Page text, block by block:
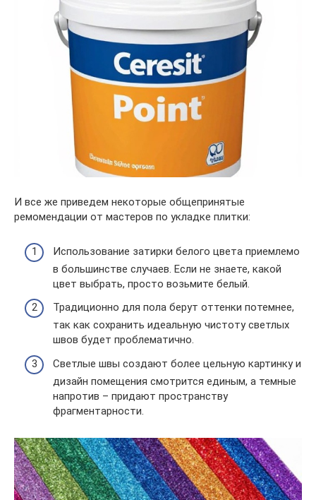
И все же приведем некоторые общепринятые
ремомендации от мастеров по укладке плитки:
Использование затирки белого цвета приемлемо
в большинстве случаев. Если не знаете, какой
цвет выбрать, просто возьмите белый.
Традиционно для пола берут оттенки потемнее,
так как сохранить идеальную чистоту светлых
швов будет проблематично.
Светлые швы создают более цельную картинку и
дизайн помещения смотрится единым, а темные
напротив – придают пространству
фрагментарности.